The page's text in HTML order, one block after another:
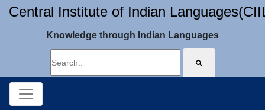
Central Institute of Indian
Knowledge through Indian Languages